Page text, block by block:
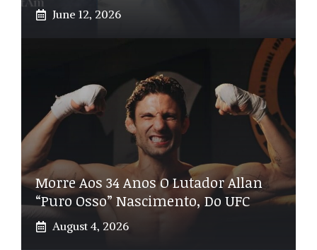
June 12, 2026
Morre Aos 34 Anos O Lutador Allan
“Puro Osso” Nascimento, Do UFC
August 4, 2026